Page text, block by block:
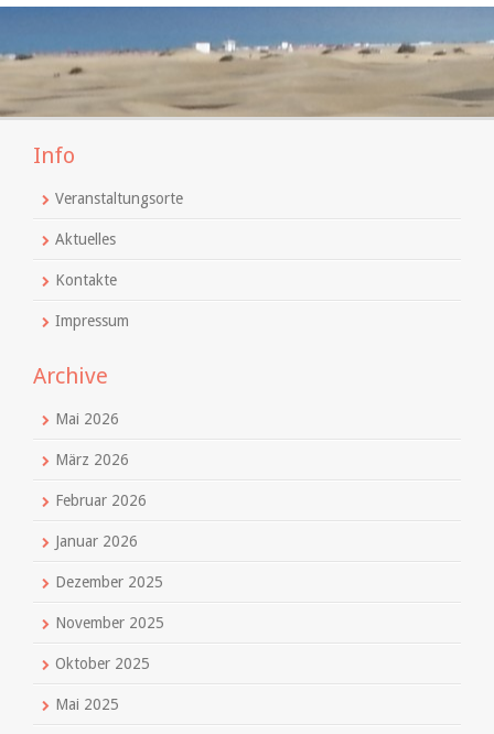
Info
Veranstaltungsorte
Aktuelles
Kontakte
Impressum
Archive
Mai 2026
März 2026
Februar 2026
Januar 2026
Dezember 2025
November 2025
Oktober 2025
Mai 2025